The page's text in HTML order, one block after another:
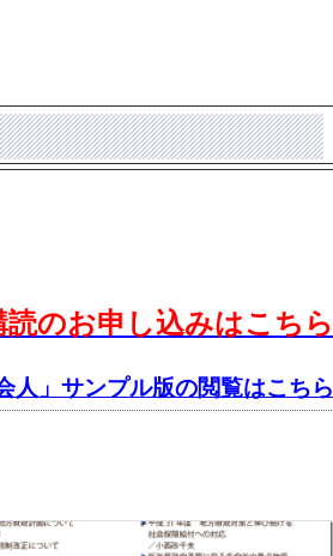
のお申し込みはこちら
人」サンプル版の閲覧はこちら